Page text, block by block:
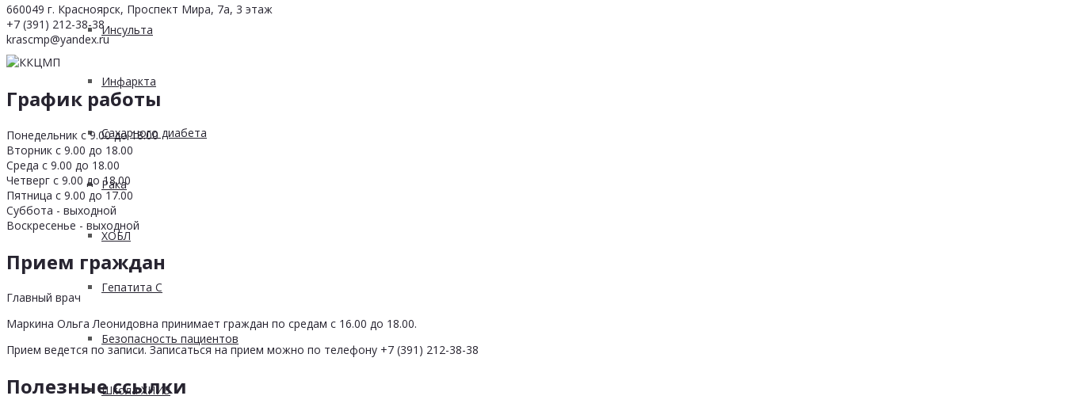
Инсульта
Инфаркта
Сахарного диабета
Рака
ХОБЛ
Гепатита С
Безопасность пациентов
Школа ХНИЗ
660049 г. Красноярск, Проспект Мира, 7а, 3 этаж
+7 (391) 212-38-38
krascmp@yandex.ru
График работы
Понедельник с 9.00 до 18.00
Вторник с 9.00 до 18.00
Среда с 9.00 до 18.00
Четверг с 9.00 до 18.00
Пятница с 9.00 до 17.00
Суббота - выходной
Воскресенье - выходной
Прием граждан
Главный врач
Маркина Ольга Леонидовна принимает граждан по средам с 16.00 до 18.00.
Прием ведется по записи. Записаться на прием можно по телефону +7 (391) 212-38-38
Полезные ссылки